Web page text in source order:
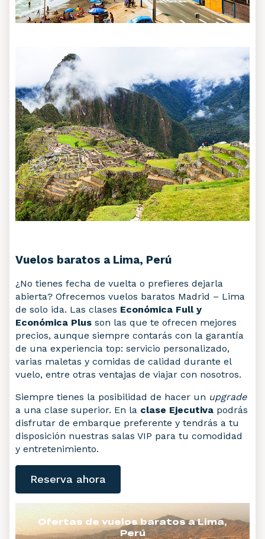
Vuelos baratos a Lima, Perú
¿No tienes fecha de vuelta o prefieres dejarla
abierta? Ofrecemos vuelos baratos Madrid – Lima
de solo ida. Las clases Económica Full y
Económica Plus son las que te ofrecen mejores
precios, aunque siempre contarás con la garantía
de una experiencia top: servicio personalizado,
varias maletas y comidas de calidad durante el
vuelo, entre otras ventajas de viajar con nosotros.
Siempre tienes la posibilidad de hacer un upgrade
a una clase superior. En la clase Ejecutiva podrás
disfrutar de embarque preferente y tendrás a tu
disposición nuestras salas VIP para tu comodidad
y entretenimiento.
Reserva ahora
Ofertas de vuelos baratos a Lima,
Perú